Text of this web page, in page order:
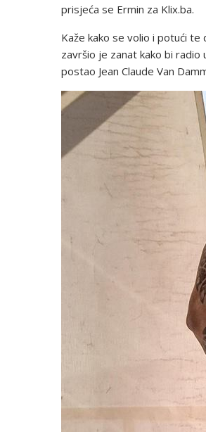
prisjeća se Ermin za Klix.ba.
Kaže kako se volio i potući te
završio je zanat kako bi
postao Jean Claude Van